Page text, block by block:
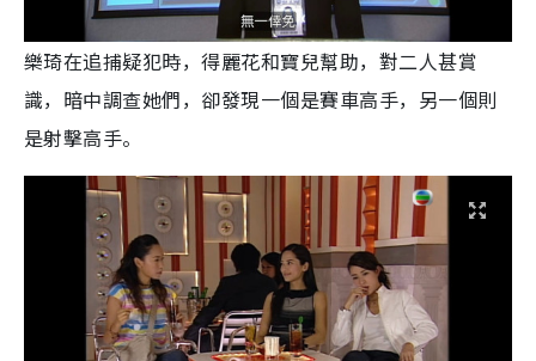
樂琦在追捕疑犯時，得麗花和寶兒幫助，對二人甚賞
識，暗中調查她們，卻發現一個是賽車高手，另一個則
是射擊高手。